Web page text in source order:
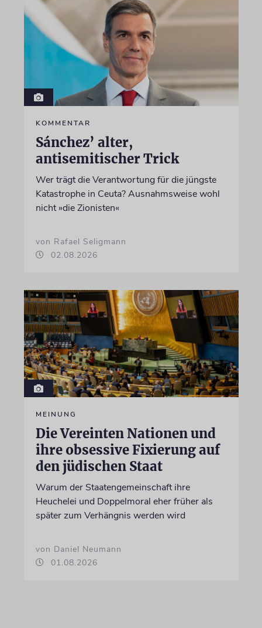
KOMMENTAR
Sánchez’ alter,
antisemitischer Trick
Wer trägt die Verantwortung für die jüngste
Katastrophe in Ceuta? Ausnahmsweise wohl
nicht »die Zionisten«
von Rafael Seligmann
02.08.2026
MEINUNG
Die Vereinten Nationen und
ihre obsessive Fixierung auf
den jüdischen Staat
Warum der Staatengemeinschaft ihre
Heuchelei und Doppelmoral eher früher als
später zum Verhängnis werden wird
von Daniel Neumann
01.08.2026